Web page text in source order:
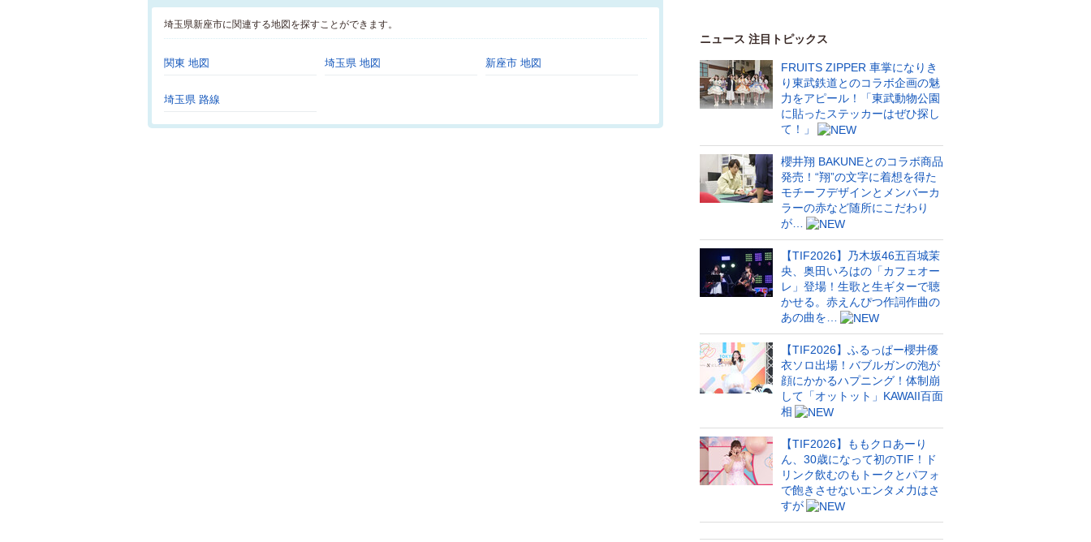
埼玉県新座市に関連する地図を探すことができます。
関東 地図 埼玉県 地図 新座市 地図
埼玉県 路線
ニュース 注目トピックス
FRUITS ZIPPER 車掌になりき
り東武鉄道とのコラボ企画の魅
力をアピール！「東武動物公園
に貼ったステッカーはぜひ探し
て！」
櫻井翔 BAKUNEとのコラボ商品
発売！“翔”の文字に着想を得た
モチーフデザインとメンバーカ
ラーの赤など随所にこだわり
が…
【TIF2026】乃木坂46五百城茉
央、奥田いろはの「カフェオー
レ」登場！生歌と生ギターで聴
かせる。赤えんぴつ作詞作曲の
あの曲を…
【TIF2026】ふるっぱー櫻井優
衣ソロ出場！バブルガンの泡が
顔にかかるハプニング！体制崩
して「オットット」KAWAII百面
相
【TIF2026】ももクロあーり
ん、30歳になって初のTIF！ド
リンク飲むのもトークとパフォ
で飽きさせないエンタメ力はさ
すが